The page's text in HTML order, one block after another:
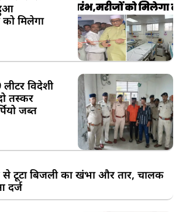
मिलेगा
विदेशी
तस्कर
जब्त
टूटा बिजली का खंभा और तार, चालक
दर्ज